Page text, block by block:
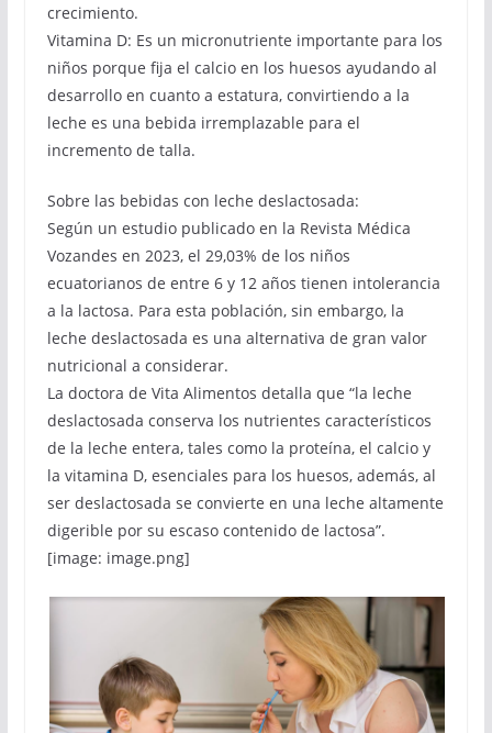
crecimiento.
Vitamina D: Es un micronutriente importante para los
niños porque fija el calcio en los huesos ayudando al
desarrollo en cuanto a estatura, convirtiendo a la
leche es una bebida irremplazable para el
incremento de talla.
Sobre las bebidas con leche deslactosada:
Según un estudio publicado en la Revista Médica
Vozandes en 2023, el 29,03% de los niños
ecuatorianos de entre 6 y 12 años tienen intolerancia
a la lactosa. Para esta población, sin embargo, la
leche deslactosada es una alternativa de gran valor
nutricional a considerar.
La doctora de Vita Alimentos detalla que “la leche
deslactosada conserva los nutrientes característicos
de la leche entera, tales como la proteína, el calcio y
la vitamina D, esenciales para los huesos, además, al
ser deslactosada se convierte en una leche altamente
digerible por su escaso contenido de lactosa”.
[image: image.png]